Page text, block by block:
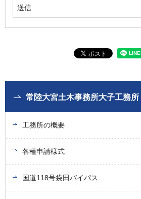
常陸大宮土木事務所大子工務所
工務所の概要
各種申請様式
国道118号袋田バイパス